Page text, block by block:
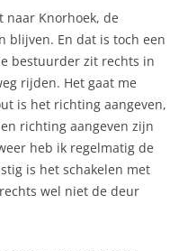
naar Knorhoek, de
blijven. En dat is toch een
bestuurder zit rechts in
rijden. Het gaat me
is het richting aangeven,
richting aangeven zijn
heb ik regelmatig de
is het schakelen met
wel niet de deur